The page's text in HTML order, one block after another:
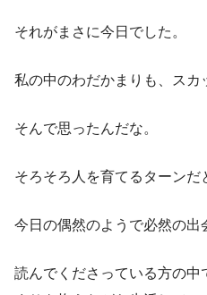
それがまさに今日でした。
私の中のわだかまりも、スカ
そんで思ったんだな。
そろそろ人を育てるターンだ
今日の偶然のようで必然の出
読んでくださっている方の